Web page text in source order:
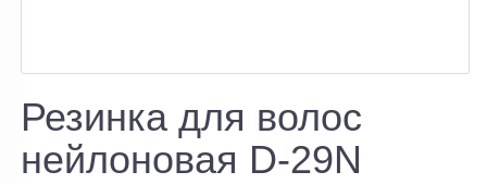
Резинка для волос
нейлоновая D-29N